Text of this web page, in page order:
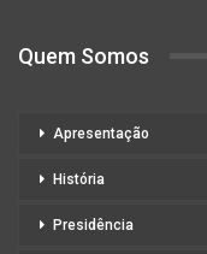
Quem Somos
Apresentação
História
Presidência